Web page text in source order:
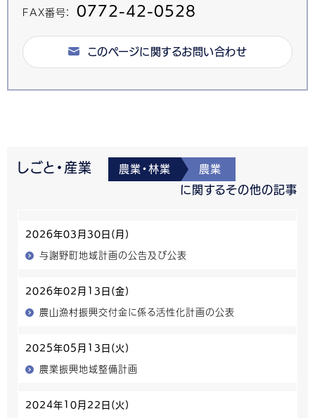
FAX番号： 0772-42-0528
このページに関するお問い合わせ
しごと・産業 農業・林業 農業
に関するその他の記事
2026年03月30日(月)
与謝野町地域計画の公告及び公表
2026年02月13日(金)
農山漁村振興交付金に係る活性化計画の公表
2025年05月13日(火)
農業振興地域整備計画
2024年10月22日(火)